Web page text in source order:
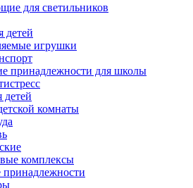
для светильников
детей
игрушки
принадлежности для школы
детей
комнаты
комплексы